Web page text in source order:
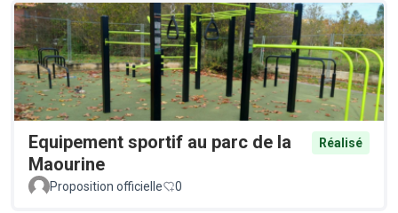
Equipement sportif au parc de la
Maourine
Réalisé
Proposition officielle 0